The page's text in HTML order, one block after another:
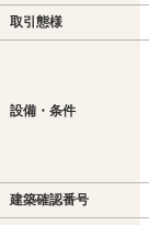
取引態様
設備・条件
建築確認番号